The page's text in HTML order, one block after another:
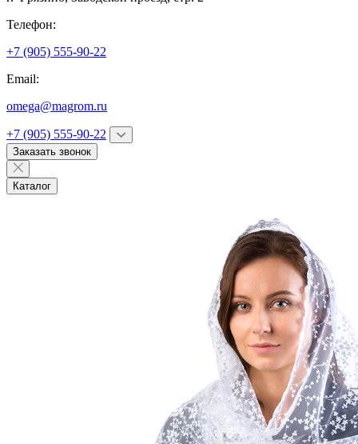
Телефон:
+7 (905) 555-90-22
Email:
omega@magrom.ru
+7 (905) 555-90-22
Заказать звонок
Каталог